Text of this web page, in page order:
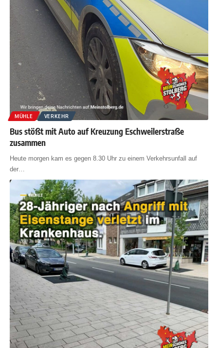
MÜHLE VERKEHR
Bus stößt mit Auto auf Kreuzung Eschweilerstraße
zusammen
Heute morgen kam es gegen 8.30 Uhr zu einem Verkehrsunfall auf
der